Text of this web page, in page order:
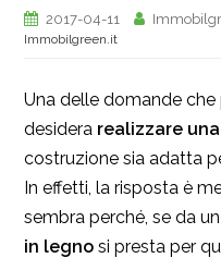
2017-04-11
Immobilgreen.it
Una delle domande che
desidera realizzare
costruzione sia adatta
In effetti, la risposta è
sembra perché, se da
in legno si presta per